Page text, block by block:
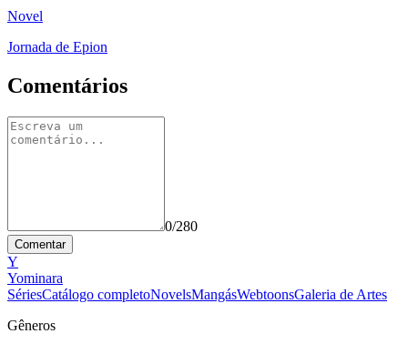
Novel
Jornada de Epion
Comentários
0/280
Comentar
Y
Yominara
SériesCatálogo completoNovelsMangásWebtoonsGaleria de Artes
Gêneros